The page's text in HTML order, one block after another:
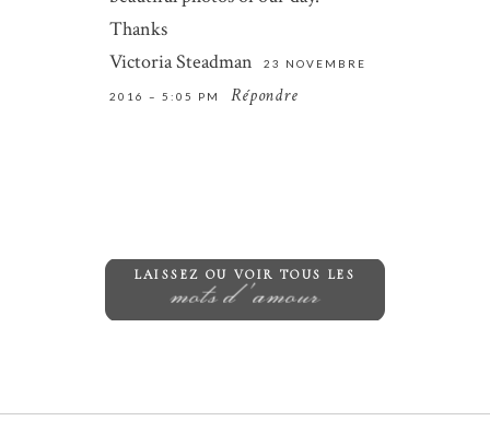
Thanks
Victoria Steadman
23 NOVEMBRE
2016 – 5:05 PM Répondre
mots d'amour
LAISSEZ OU VOIR TOUS LES